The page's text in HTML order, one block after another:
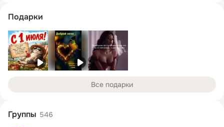
Подарки
Все подарки
Группы 546